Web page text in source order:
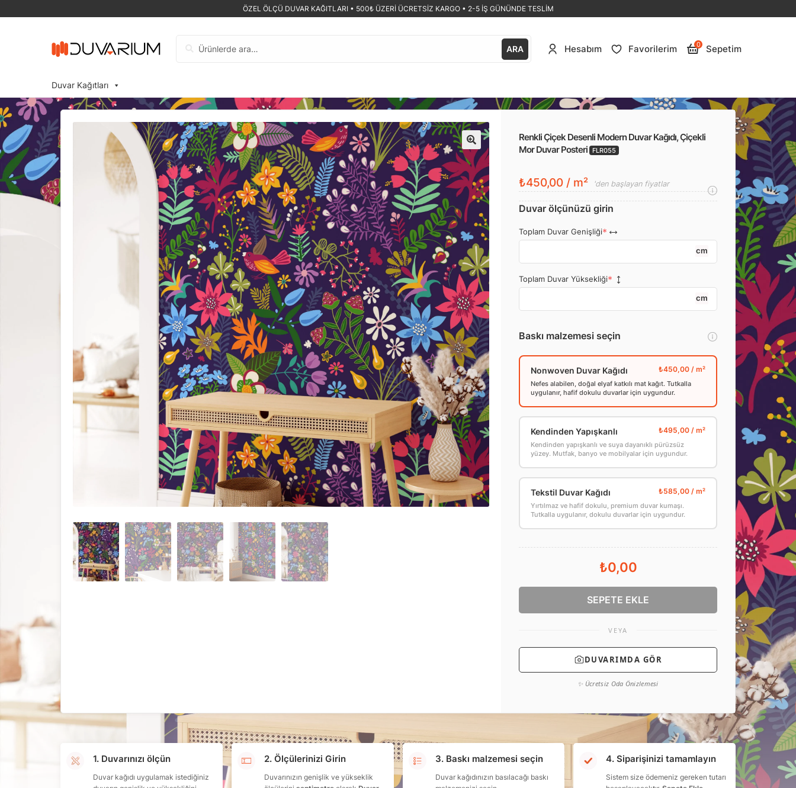
ÖZEL ÖLÇÜ DUVAR KAĞITLARI • 500₺ ÜZERİ ÜCRETSİZ KARGO • 2-5 İŞ GÜNÜNDE TESLİM
ARA Hesabım Favorilerim 0 Sepetim
Duvar Kağıtları
🔍
Renkli Çiçek Desenli Modern Duvar Kağıdı, Çiçekli
Mor Duvar Posteri FLR055
₺450,00 / m² 'den başlayan fiyatlar
Duvar ölçünüzü girin
Toplam Duvar Genişliği
cm
Toplam Duvar Yüksekliği
cm
Baskı malzemesi seçin
Nonwoven Duvar Kağıdı
Nefes alabilen, doğal elyaf katkılı mat kağıt. Tutkalla
uygulanır, hafif dokulu duvarlar için uygundur.
Kendinden Yapışkanlı
Kendinden yapışkanlı ve suya dayanıklı pürüzsüz
yüzey. Mutfak, banyo ve mobilyalar için uygundur.
Tekstil Duvar Kağıdı
Yırtılmaz ve hafif dokulu, premium duvar kumaşı.
Tutkalla uygulanır, dokulu duvarlar için uygundur.
₺0,00
SEPETE EKLE
VEYA
DUVARIMDA GÖR
✨ Ücretsiz Oda Önizlemesi
1. Duvarınızı ölçün
Duvar kağıdı uygulamak istediğiniz
2. Ölçülerinizi Girin
Duvarınızın genişlik ve yükseklik
3. Baskı malzemesi seçin
Duvar kağıdınızın basılacağı baskı
4. Siparişinizi tamamlayın
Sistem size ödemeniz gereken tutarı